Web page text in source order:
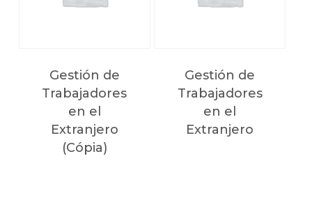
Gestión de
Trabajadores
en el
Extranjero
(Cópia)
Gestión de
Trabajadores
en el
Extranjero